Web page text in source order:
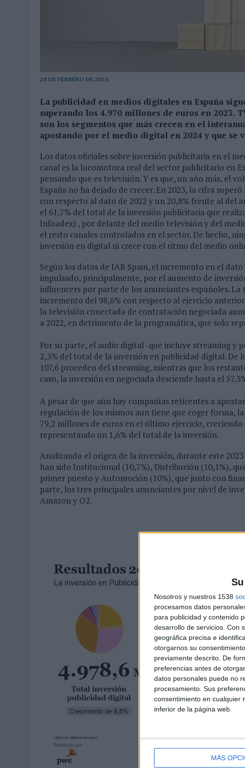
Nosotros y nuestros 1538
procesamos datos
para publicidad y contenido
desarrollo de servicios. Con
geográfica precisa e
otorgarnos su
previamente descrito. De
preferencias antes de
datos personales puede no
procesamiento. Sus
consentimiento en cualquier
inferior de la página web.
MÁS
‘ALEXIA PUTELLAS X GALAXY Z FOLD8 – SIN LÍMITES’, DE CHEIL
28 DE FEBRERO DE 2024
La publicidad en medios digitales en España
superando los 4.970 millones de euros en 2023.
son los segmentos que más crecen en el
apostando por el medio digital en 2024 y que se
Los datos oficiales sobre inversión publicitaria en el
canal es la locomotora real del sector publicitario en
pensando que es televisión. Y es que, un año más, el
España no ha dejado de crecer. En 2023, la cifra
con respecto al dato de 2022 y un 20,8% frente al del
el 61,7% del total de la inversión publicitaria que
Infoadex) , por delante del medio televisión y del
el resto canales controlados en el sector. De hecho,
inversión en digital ni crece con el ritmo del medio
Según los datos de IAB Spain, el incremento en el
impulsado, principalmente, por el aumento de
influencers por parte de los anunciantes españoles.
incremento del 98,6% con respecto al ejercicio
la televisión conectada de contratación negociada
a 2022, en detrimento de la programática, que solo
Por su parte, el audio digital -que incluye streaming y
2,3% del total de la inversión en publicidad digital. De
107,6 proceden del streaming, mientras que los
caso, la inversión en negociada desciende hasta el
A pesar de que aún hay compañías reticentes a
regulación de los mismos aun tiene que coger forma,
79,2 millones de euros en el último ejercicio, creciendo
representando un 1,6% del total de la inversión.
Analizando el origen de la inversión, durante este
han sido Institucional (10,7%), Distribución (10,1%),
primer puesto y Automoción (10%), que junto con
parte, los tres principales anunciantes por nivel de
Amazon y O2.